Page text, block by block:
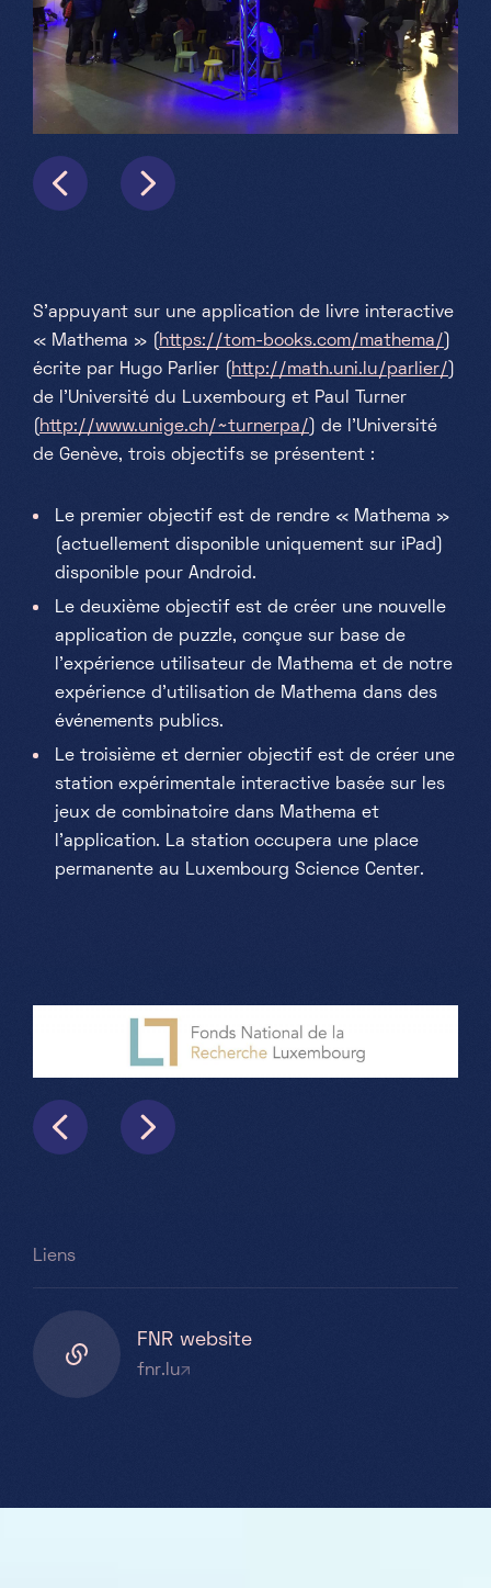
S'appuyant sur une application de livre interactive
« Mathema » (
https://tom-books.com/mathema/
écrite par Hugo Parlier (
http://math.uni.lu/parlier/
de l'Université du Luxembourg et Paul Turner
http://www.unige.ch/~turnerpa/
) de l'Université
de Genève, trois objectifs se présentent :
Le premier objectif est de rendre « Mathema »
(actuellement disponible uniquement sur iPad)
disponible pour Android.
Le deuxième objectif est de créer une nouvelle
application de puzzle, conçue sur base de
l'expérience utilisateur de Mathema et de notre
expérience d'utilisation de Mathema dans des
événements publics.
Le troisième et dernier objectif est de créer une
station expérimentale interactive basée sur les
jeux de combinatoire dans Mathema et
l'application. La station occupera une place
permanente au Luxembourg Science Center.
Liens
FNR website
fnr.lu